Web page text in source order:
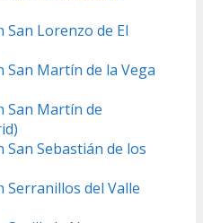
San Lorenzo de El
San Martín de la Vega
San Martín de
San Sebastián de los
Serranillos del Valle